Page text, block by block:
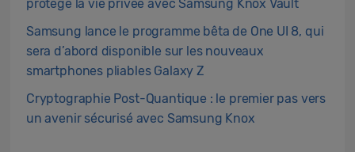
protège la vie privée avec Samsung Knox Vault
Samsung lance le programme bêta de One UI 8, qui
sera d’abord disponible sur les nouveaux
smartphones pliables Galaxy Z
Cryptographie Post-Quantique : le premier pas vers
un avenir sécurisé avec Samsung Knox